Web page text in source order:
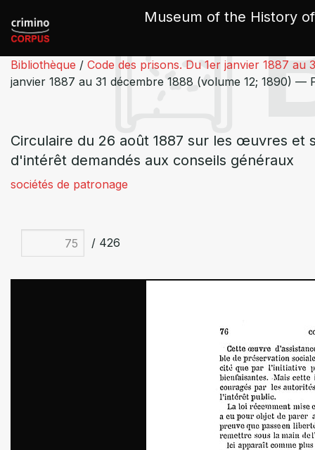
Museum of the History
Bibliothèque / Code des prisons. Du 1er janvier 1887 au
janvier 1887 au 31 décembre 1888 (volume 12; 1890) —
Circulaire du 26 août 1887 sur les œuvres et
d'intérêt demandés aux conseils généraux
sociétés de patronage
/ 426
Cookies management panel